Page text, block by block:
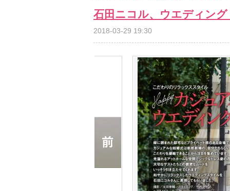
石田ニコル、ウエディン
2018-03-29 19:30